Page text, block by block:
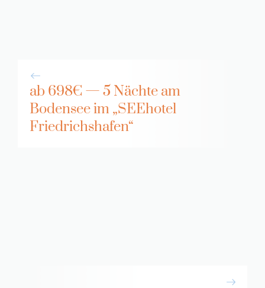
ab 698€ — 5 Nächte am
Bodensee im „SEEhotel
Friedrichshafen“